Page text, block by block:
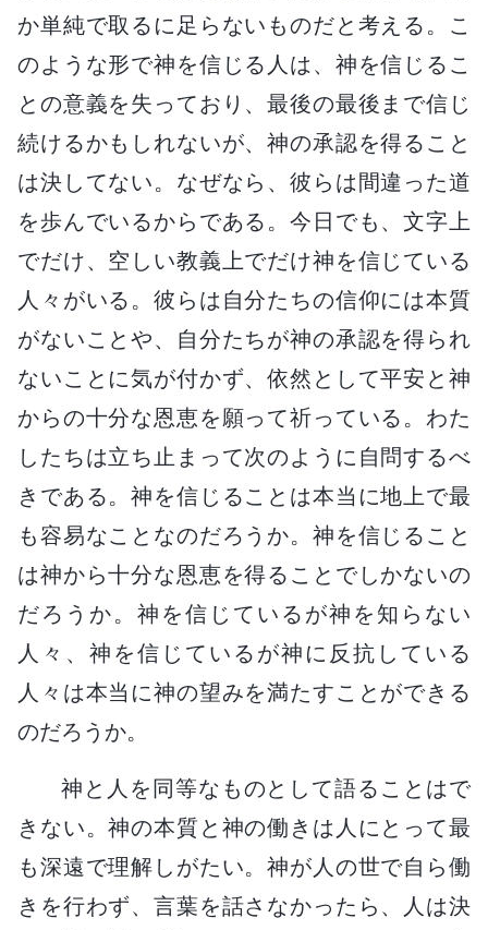
か単純で取るに足らないものだと考える。こ
のような形で神を信じる人は、神を信じるこ
との意義を失っており、最後の最後まで信じ
続けるかもしれないが、神の承認を得ること
は決してない。なぜなら、彼らは間違った道
を歩んでいるからである。今日でも、文字上
でだけ、空しい教義上でだけ神を信じている
人々がいる。彼らは自分たちの信仰には本質
がないことや、自分たちが神の承認を得られ
ないことに気が付かず、依然として平安と神
からの十分な恩恵を願って祈っている。わた
したちは立ち止まって次のように自問するべ
きである。神を信じることは本当に地上で最
も容易なことなのだろうか。神を信じること
は神から十分な恩恵を得ることでしかないの
だろうか。神を信じているが神を知らない
人々、神を信じているが神に反抗している
人々は本当に神の望みを満たすことができる
のだろうか。
神と人を同等なものとして語ることはで
きない。神の本質と神の働きは人にとって最
も深遠で理解しがたい。神が人の世で自ら働
きを行わず、言葉を話さなかったら、人は決